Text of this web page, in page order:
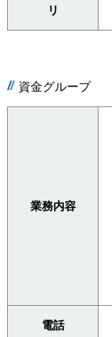
リ
資金グループ
業務内容
電話